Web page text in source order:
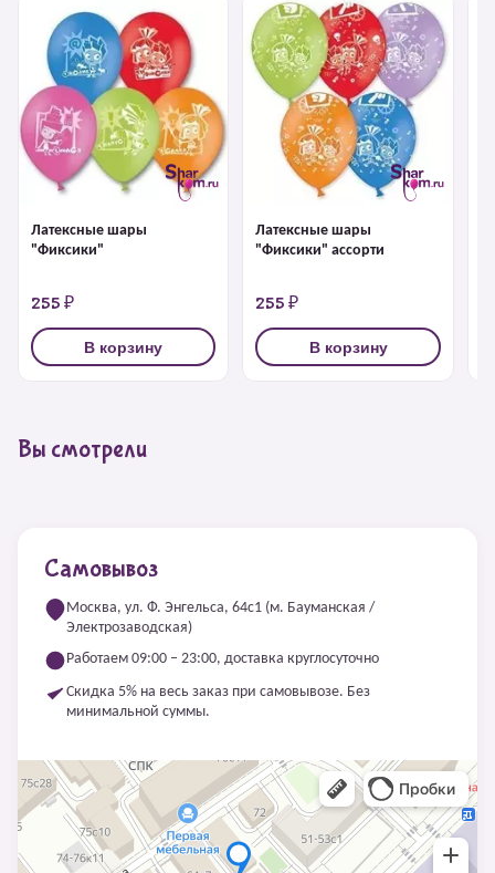
Латексные шары
"Фиксики"
255 ₽
В корзину
Латексные шары
"Фиксики" ассорти
255 ₽
В корзину
Вы смотрели
Самовывоз
Москва, ул. Ф. Энгельса, 64с1 (м. Бауманская /
Электрозаводская)
Работаем 09:00 – 23:00, доставка круглосуточно
Скидка 5% на весь заказ при самовывозе. Без
минимальной суммы.